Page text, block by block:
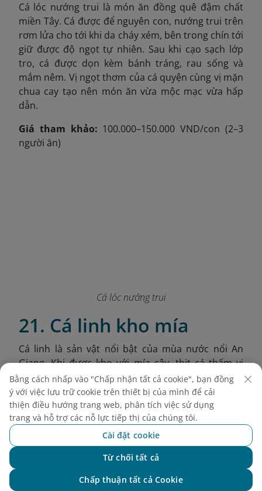
Cá lóc nướng trui là món ăn đồng quê đậm chất
miền Tây. Cá được để nguyên con, nướng trui trên
rơm lửa cho tới khi da cháy xém, bên trong chín tới
giữ được độ ngọt tự nhiên. Sau khi cạo sạch lớp
tro, cá được dọn kèm bánh tráng, rau sống và
mắm nêm. Vị ngọt thơm của cá quyện cùng vị mặn
chua cay tạo nên món ăn vừa mộc mạc vừa hấp
dẫn.
Giá tham khảo: 100.000–150.000 VND/con (2–3
người ăn)
Cá lóc nướng trui
21. Cá linh kho mía
Cá linh là sản vật nổi bật của mùa nước nổi An
Giang. Khi được kho với mía cây, thịt cá thấm vị
ngọt tự nhiên, xương mềm rục, nước kho sánh
đậm rất đưa cơm. Món ăn này tuy dân dã nhưng
đậm đà và giàu giá trị dinh dưỡng. Ăn cùng cơm
trắng nóng hay cháo trắng đều ngon.
60.000–90.000 VND/phần
Bằng cách nhấp vào "Chấp nhận tất cả cookie", bạn đồng
ý với việc lưu trữ cookie trên thiết bị của mình để cải
thiện điều hướng trang web, phân tích việc sử dụng
trang và hỗ trợ các nỗ lực tiếp thị của chúng tôi.
Cài đặt cookie
Từ chối tất cả
Chấp thuận tất cả Cookie